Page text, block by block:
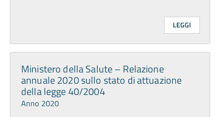
LEGGI
Ministero della Salute – Relazione
annuale 2020 sullo stato di attuazione
della legge 40/2004
Anno 2020